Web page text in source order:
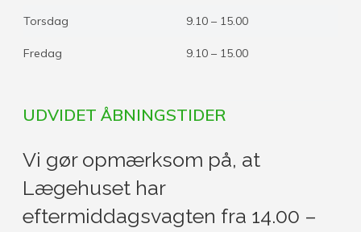
Torsdag 9.10 – 15.00
Fredag 9.10 – 15.00
UDVIDET ÅBNINGSTIDER
Vi gør opmærksom på, at
Lægehuset har
eftermiddagsvagten fra 14.00 –